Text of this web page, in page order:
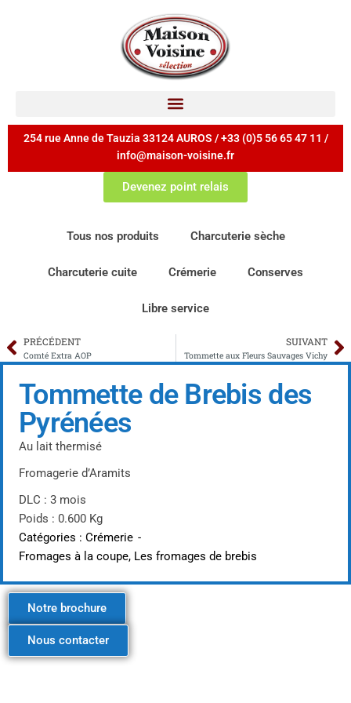
254 rue Anne de Tauzia 33124 AUROS / +33 (0)5 56 65 47 11 /
info@maison-voisine.fr
Devenez point relais
Tous nos produits Charcuterie sèche
Charcuterie cuite Crémerie Conserves
Libre service
PRÉCÉDENT
Comté Extra AOP
SUIVANT
Tommette aux Fleurs Sauvages Vichy
Tommette de Brebis des
Pyrénées
Au lait thermisé
Fromagerie d’Aramits
DLC : 3 mois
Poids : 0.600 Kg
Catégories : Crémerie -
Fromages à la coupe, Les fromages de brebis
Notre brochure
Nous contacter